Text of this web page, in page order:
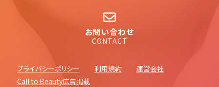
お問い合わせ
CONTACT
プライバシーポリシー 利用規約
運営会社
Call to Beauty広告掲載